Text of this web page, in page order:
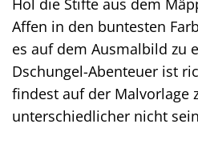
Hol die Stifte aus dem
Affen in den buntesten
es auf dem Ausmalbild zu
Dschungel-Abenteuer ist
findest auf der Malvorlage
unterschiedlicher nicht